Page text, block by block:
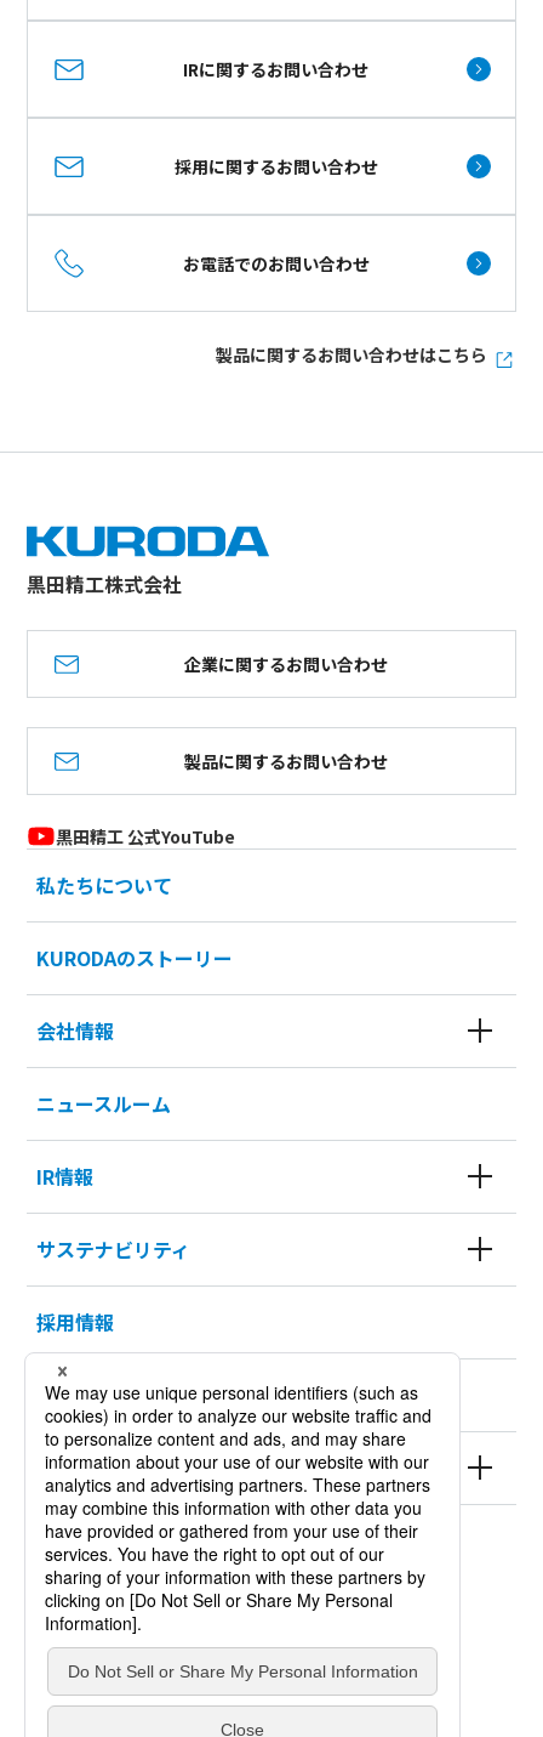
IRに関するお問い合わせ
採用に関するお問い合わせ
お電話でのお問い合わせ
製品に関するお問い合わせはこちら
黒田精工株式会社
企業に関するお問い合わせ
製品に関するお問い合わせ
黒田精工 公式YouTube
私たちについて
KURODAのストーリー
会社情報
ニュースルーム
IR情報
サステナビリティ
採用情報
KURODA HISTORY 100
製品情報
サイトポリシー
個人情報保護方針
サイトマップ